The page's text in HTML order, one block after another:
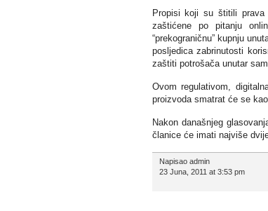
Propisi koji su štitili
zaštićene po pitanju
“prekograničnu” kupnju
posljedica zabrinutosti
zaštiti potrošača unutar
Ovom regulativom,
proizvoda smatrat će se
Nakon današnjeg
članice će imati najviše
Napisao admin
23 Juna, 2011 at 3:53 pm